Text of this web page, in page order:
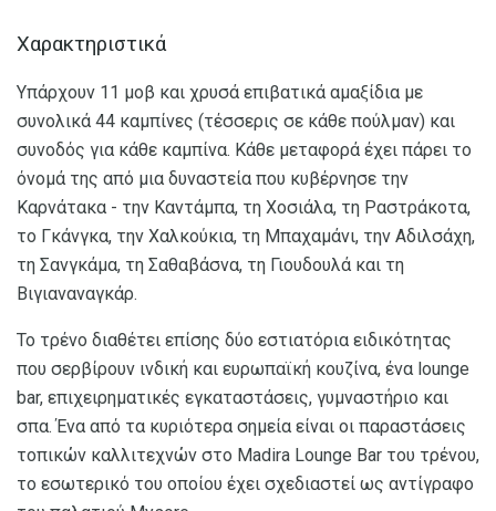
Χαρακτηριστικά
Υπάρχουν 11 μοβ και χρυσά επιβατικά αμαξίδια με
συνολικά 44 καμπίνες (τέσσερις σε κάθε πούλμαν) και
συνοδός για κάθε καμπίνα. Κάθε μεταφορά έχει πάρει το
όνομά της από μια δυναστεία που κυβέρνησε την
Καρνάτακα - την Καντάμπα, τη Χοσιάλα, τη Ραστράκοτα,
το Γκάνγκα, την Χαλκούκια, τη Μπαχαμάνι, την Αδιλσάχη,
τη Σανγκάμα, τη Σαθαβάσνα, τη Γιουδουλά και τη
Βιγιαναναγκάρ.
Το τρένο διαθέτει επίσης δύο εστιατόρια ειδικότητας
που σερβίρουν ινδική και ευρωπαϊκή κουζίνα, ένα lounge
bar, επιχειρηματικές εγκαταστάσεις, γυμναστήριο και
σπα. Ένα από τα κυριότερα σημεία είναι οι παραστάσεις
τοπικών καλλιτεχνών στο Madira Lounge Bar του τρένου,
το εσωτερικό του οποίου έχει σχεδιαστεί ως αντίγραφο